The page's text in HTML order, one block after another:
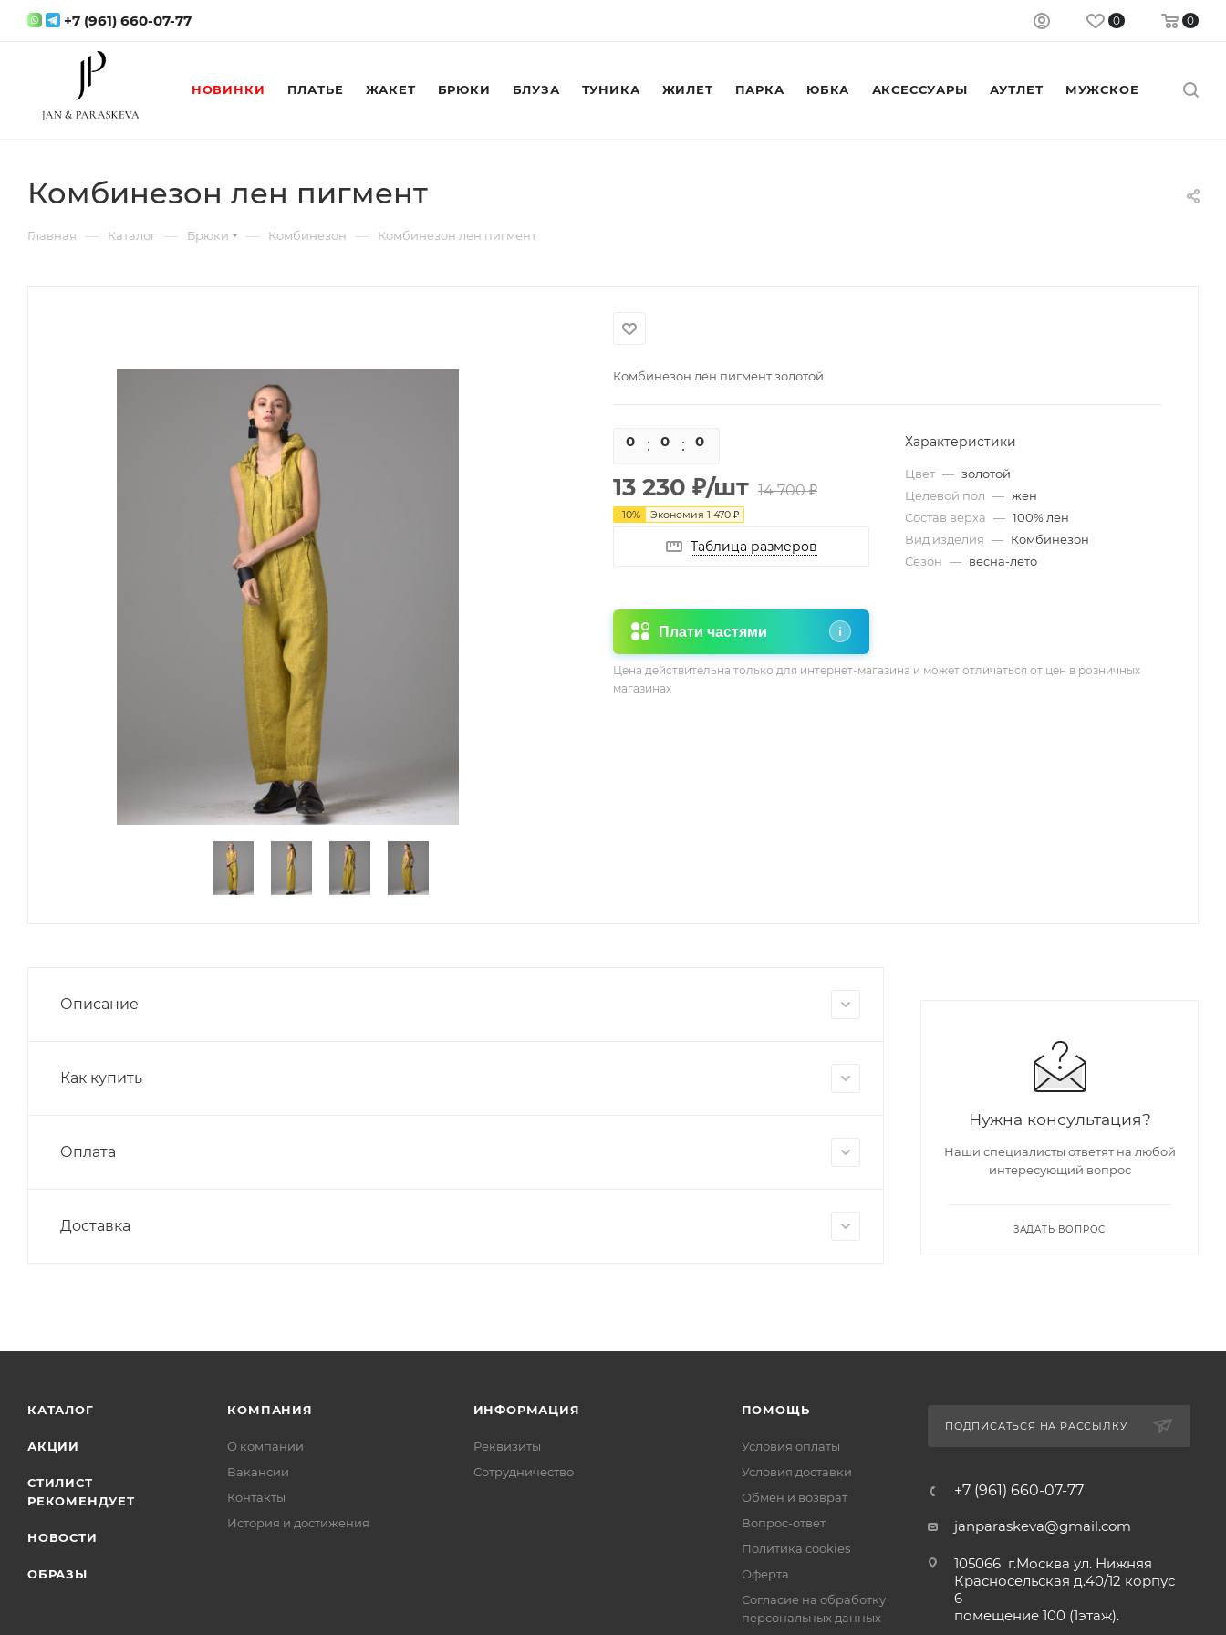
+7 (961) 660-07-77 0 0
НОВИНКИ ПЛАТЬЕ ЖАКЕТ БРЮКИ БЛУЗА ТУНИКА ЖИЛЕТ ПАРКА ЮБКА АКСЕССУАРЫ АУТЛЕТ МУЖСКОЕ
Комбинезон лен пигмент
Главная — Каталог — Брюки — Комбинезон — Комбинезон лен пигмент
Комбинезон лен пигмент золотой
0 0 0
13 230 ₽/шт 14 700₽
-10% Экономия 1 470 ₽
Таблица размеров
Плати частями i
Характеристики
Цвет — золотой
Целевой пол — жен
Состав верха — 100% лен
Вид изделия — Комбинезон
Сезон — весна-лето
Цена действительна только для интернет-магазина и может отличаться от цен в розничных
магазинах
Описание
Как купить
Оплата
Доставка
Нужна консультация?
Наши специалисты ответят на любой
интересующий вопрос
ЗАДАТЬ ВОПРОС
КАТАЛОГ
АКЦИИ
СТИЛИСТ
РЕКОМЕНДУЕТ
НОВОСТИ
ОБРАЗЫ
КОМПАНИЯ
О компании
Вакансии
Контакты
История и достижения
ИНФОРМАЦИЯ
Реквизиты
Сотрудничество
ПОМОЩЬ
Условия оплаты
Условия доставки
Обмен и возврат
Вопрос-ответ
Политика cookies
Оферта
Согласие на обработку
персональных данных
ПОДПИСАТЬСЯ НА РАССЫЛКУ
+7 (961) 660-07-77
janparaskeva@gmail.com
105066 г.Москва ул. Нижняя
Красносельская д.40/12 корпус
6
помещение 100 (1этаж).